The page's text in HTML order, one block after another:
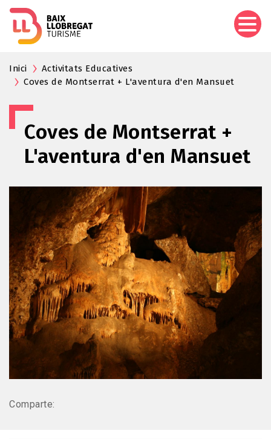
Inici
Activitats Educatives
Coves de Montserrat + L'aventura d'en Mansuet
Coves de Montserrat +
L'aventura d'en Mansuet
Comparte: